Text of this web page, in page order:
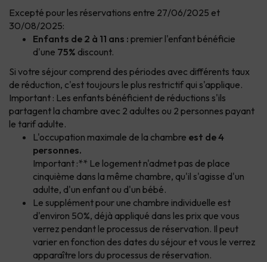
Excepté pour les réservations entre 27/06/2025 et
30/08/2025:
Enfants de 2 à 11 ans : premier l'enfant bénéficie
d'une 75% discount.
Si votre séjour comprend des périodes avec différents taux
de réduction, c'est toujours le plus restrictif qui s'applique.
Important : Les enfants bénéficient de réductions s'ils
partagent la chambre avec 2 adultes ou 2 personnes payant
le tarif adulte.
L'occupation maximale de la chambre est de 4
personnes.
Important :** Le logement n'admet pas de place
cinquième dans la même chambre, qu'il s'agisse d'un
adulte, d'un enfant ou d'un bébé.
Le supplément pour une chambre individuelle est
d'environ 50%, déjà appliqué dans les prix que vous
verrez pendant le processus de réservation. Il peut
varier en fonction des dates du séjour et vous le verrez
apparaître lors du processus de réservation.